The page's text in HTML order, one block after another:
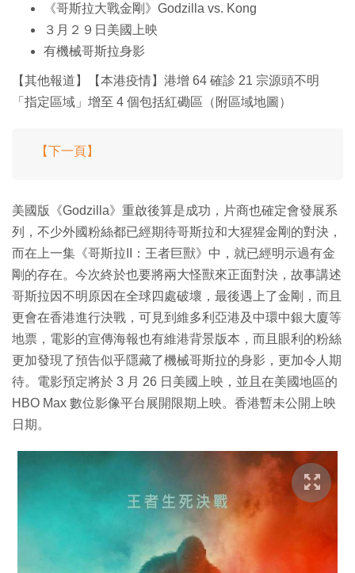
《哥斯拉大戰金剛》Godzilla vs. Kong
３月２９日美國上映
有機械哥斯拉身影
【其他報道】【本港疫情】港增 64 確診 21 宗源頭不明
「指定區域」增至 4 個包括紅磡區（附區域地圖）
【下一頁】
美國版《Godzilla》重啟後算是成功，片商也確定會發展系
列，不少外國粉絲都已經期待哥斯拉和大猩猩金剛的對決，
而在上一集《哥斯拉II：王者巨獸》中，就已經明示過有金
剛的存在。今次終於也要將兩大怪獸來正面對決，故事講述
哥斯拉因不明原因在全球四處破壞，最後遇上了金剛，而且
更會在香港進行決戰，可見到維多利亞港及中環中銀大廈等
地票，電影的宣傳海報也有維港背景版本，而且眼利的粉絲
更加發現了預告似乎隱藏了機械哥斯拉的身影，更加令人期
待。電影預定將於 3 月 26 日美國上映，並且在美國地區的
HBO Max 數位影像平台展開限期上映。香港暫未公開上映
日期。